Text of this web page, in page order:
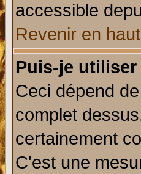
accessible
Revenir en
Puis-je utiliser
Ceci dépend
complet
certainement
C'est une